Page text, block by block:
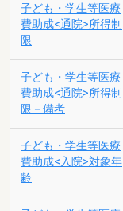
子ども・学生等医療
費助成<通院>所得制
限
子ども・学生等医療
費助成<通院>所得制
限－備考
子ども・学生等医療
費助成<入院>対象年
齢